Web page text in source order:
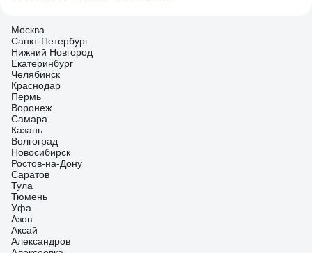
Москва
Санкт-Петербург
Нижний Новгород
Екатеринбург
Челябинск
Краснодар
Пермь
Воронеж
Самара
Казань
Волгоград
Новосибирск
Ростов-на-Дону
Саратов
Тула
Тюмень
Уфа
Азов
Аксай
Александров